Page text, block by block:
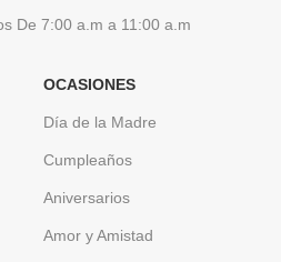
De 7:00 a.m a 11:00 a.m
OCASIONES
Día de la Madre
Cumpleaños
Aniversarios
Amor y Amistad